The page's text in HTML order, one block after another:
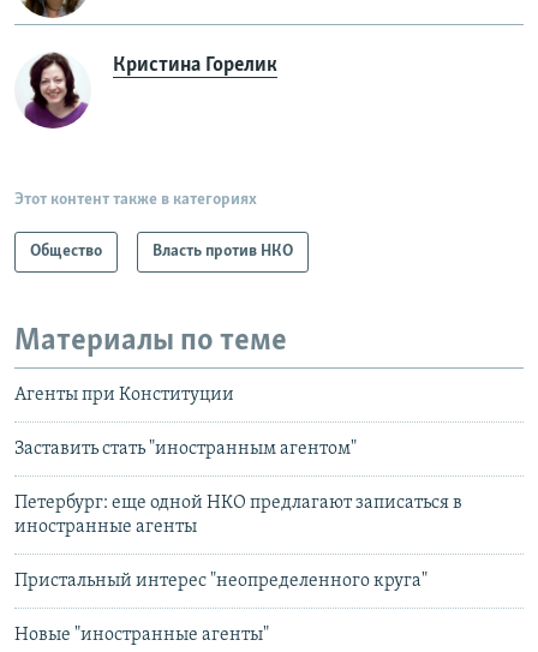
Кристина Горелик
Этот контент также в категориях
Общество Власть против НКО
Материалы по теме
Агенты при Конституции
Заставить стать "иностранным агентом"
Петербург: еще одной НКО предлагают записаться в
иностранные агенты
Пристальный интерес "неопределенного круга"
Новые "иностранные агенты"